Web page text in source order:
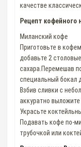
качестве
Рецепт кофейного
Миланский кофе
Приготовьте в
добавьте 2
сахара.Перемешав
специальный бокал
Взбив сливки с
аккуратно выложите
Украсьте
Подавать кофе по-
трубочкой или